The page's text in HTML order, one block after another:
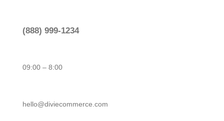
(888) 999-1234
09:00 – 8:00
hello@diviecommerce.com